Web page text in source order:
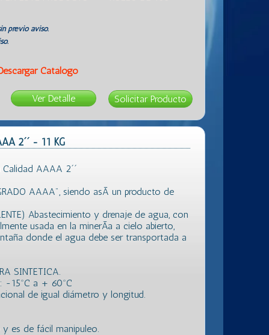
previo aviso.
Catálogo
Ver Detalle
2´´ - 11 KG
AAAA 2´´
AAAA", siendo asÃ­ un producto de
Abastecimiento y drenaje de agua, con
usada en la minerÃ­a a cielo abierto,
donde el agua debe ser transportada a
SINTETICA.
-15ºC a + 60ºC
de igual diámetro y longitud.
es de fácil manipuleo.